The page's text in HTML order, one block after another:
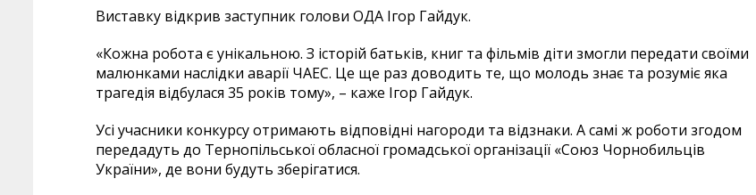
Виставку відкрив заступник голови ОДА Ігор Гайдук.
«Кожна робота є унікальною. З історій батьків, книг та фільмів діти змогли передати своїми
малюнками наслідки аварії ЧАЕС. Це ще раз доводить те, що молодь знає та розуміє яка
трагедія відбулася 35 років тому», – каже Ігор Гайдук.
Усі учасники конкурсу отримають відповідні нагороди та відзнаки. А самі ж роботи згодом
передадуть до Тернопільської обласної громадської організації «Союз Чорнобильців
України», де вони будуть зберігатися.